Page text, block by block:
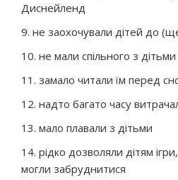
Диснейленд
9. не заохочували дітей до
10. не мали спільного з дітьми
11. замало читали їм перед
12. надто багато часу
13. мало плавали з дітьми
14. рідко дозволяли дітям
могли забруднитися